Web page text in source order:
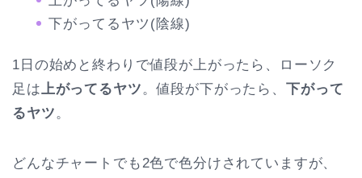
下がってるヤツ(陰線)
1日の始めと終わりで値段が上がったら、ローソク
足は 上がってるヤツ 。値段が下がったら、 下がって
るヤツ 。
どんなチャートでも2色で色分けされていますが、